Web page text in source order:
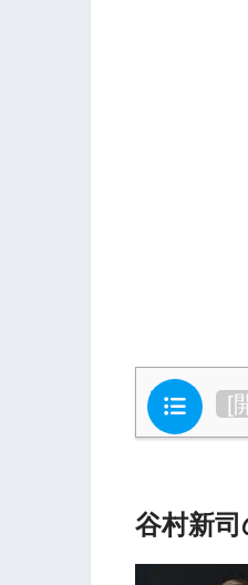
目次 [
谷村新